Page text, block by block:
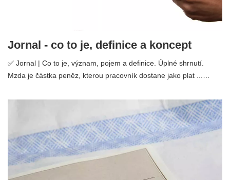
Jornal - co to je, definice a koncept
✅ Jornal | Co to je, význam, pojem a definice. Úplné shrnutí.
Mzda je částka peněz, kterou pracovník dostane jako plat ...…